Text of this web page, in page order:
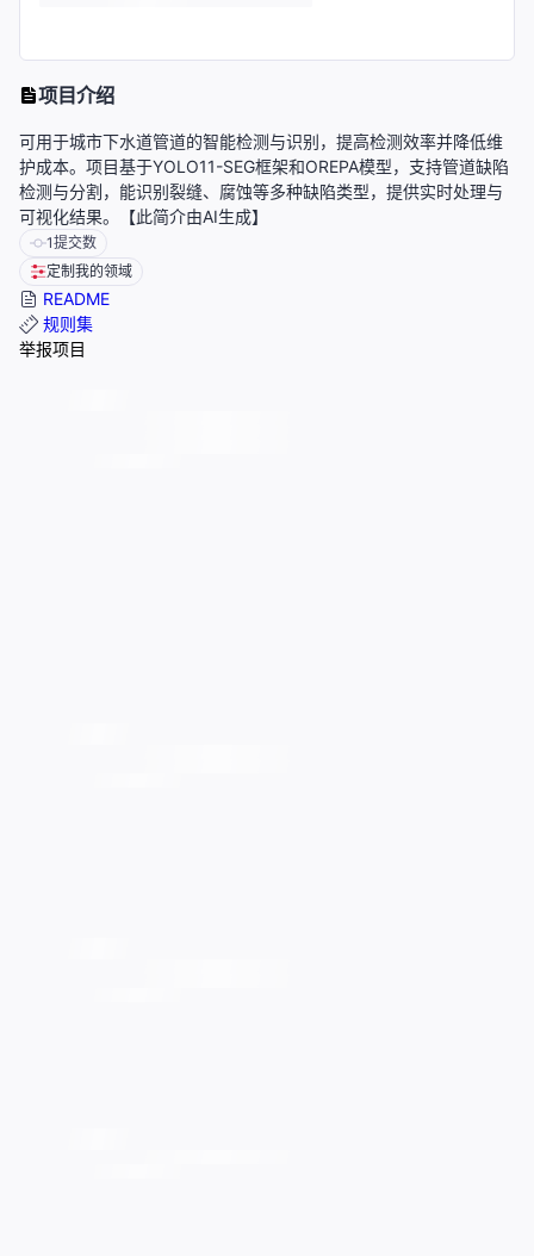
项目介绍
可用于城市下水道管道的智能检测与识别，提高检测效率并降低维
护成本。项目基于YOLO11-SEG框架和OREPA模型，支持管道缺陷
检测与分割，能识别裂缝、腐蚀等多种缺陷类型，提供实时处理与
可视化结果。【此简介由AI生成】
1提交数
定制我的领域
README
规则集
举报项目